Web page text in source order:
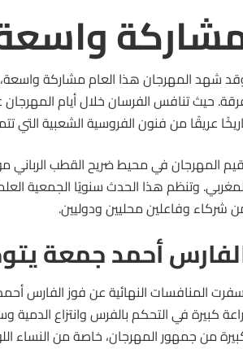
حيث تنافس الفرسان خلال أيام
عريقًا من فنونالفروسيةالشعبية التي
المهرجان في محيط ضريح القطب الرباني
وتنظم هذا الحدث سنويًا الجمعية
شركاء وفاعلين محليين ودوليين.
أحمد جمعة
المنافسات النهائية عن فوز الفارس
كبيرة في التحكم بالفرس وانتزاع
من جمهور المهرجان، خاصة من النساء